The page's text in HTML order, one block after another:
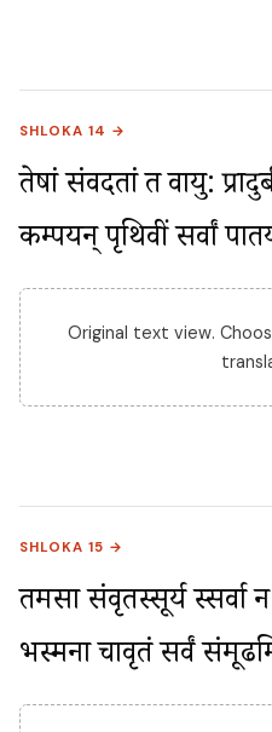
SHLOKA 14 →
तेषां संवदतां तत्र वायु:
कम्पयन् पृथिवीं सर्वां
Original text view.
SHLOKA 15 →
तमसा संवृतस्सूर्य स्सर्वा
भस्मना चावृतं सर्वं